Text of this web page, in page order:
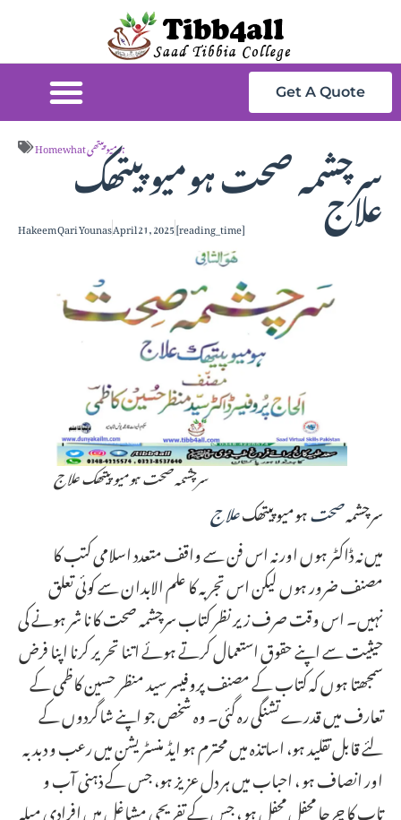
Get A Quote
Homewhat ہومیو پیتھی
سرچشمہ صحت ہومیو پیتھک
علاج Hakeem Qari YounasApril 21, 2025[reading_time]
سرچشمہ صحت ہومیو پیتھک علاج
سرچشمہصحتہومیو پیتھکعلاج
میں نہ ڈاکٹر ہوں اور نہ اس فن سے واقف متعدد اسلامی کتب کا
مصنف ضرور ہوں لیکن اس تجربہ کا علم الابدان سے کوئی تعلق
نہیں۔ اس وقت صرف زیر نظر کتاب سرچشمہ صحت کا نا شر ہونے کی
حیثیت سے اپنے حقوق استعمال کرتے ہوئے اتنا تحریر کرنا اپنا فرض
سمجھتا ہوں کہ کتاب کے مصنف پروفیسر سید منظر حسین کاظمی کے
تعارف میں قدرے تشنگی رہ گئی۔ وہ شخص جو اپنے شاگردوں کے
لئے قابل تقلید ہو، اساتذہ میں محترم ہو ایڈ منسٹریشن میں رعب و دبدبہ
اور انصاف ہو ، احباب میں ہر دل عزیز ہو، جس کے ذہنی آب و
تاب کا چرچا محفل محفل ہو ، جس کے تفریحی مشاغل میں افرادی میلہ